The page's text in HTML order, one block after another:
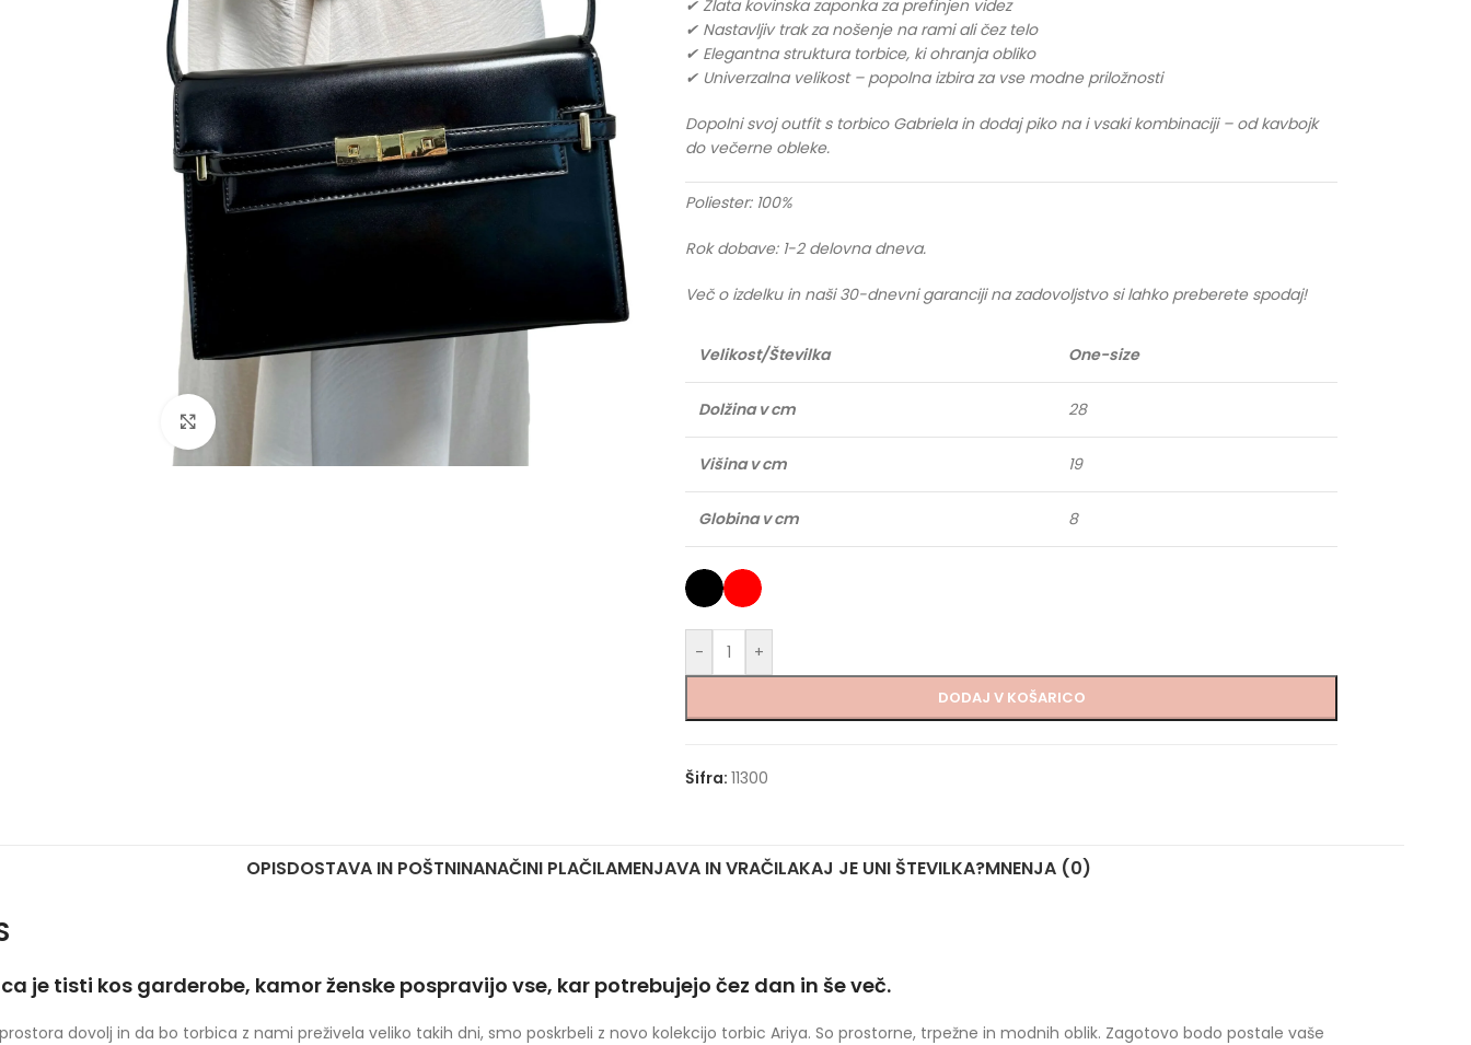
Click to enlarge
✔ Zlata kovinska zaponka za prefinjen videz
✔ Nastavljiv trak za nošenje na rami ali čez telo
✔ Elegantna struktura torbice, ki ohranja obliko
✔ Univerzalna velikost – popolna izbira za vse modne priložnosti
Dopolni svoj outfit s torbico Gabriela in dodaj piko na i vsaki kombinaciji – od kavbojk
do večerne obleke.
Poliester: 100%
Rok dobave: 1-2 delovna dneva.
Več o izdelku in naši 30-dnevni garanciji na zadovoljstvo si lahko preberete spodaj!
Velikost/Številka One-size
Dolžina v cm 28
Višina v cm 19
Globina v cm 8
- +
DODAJ V KOŠARICO
Šifra: 11300
OPISDOSTAVA IN POŠTNINANAČINI PLAČILAMENJAVA IN VRAČILAKAJ JE UNI ŠTEVILKA?MNENJA (0)
je tisti kos garderobe, kamor ženske pospravijo vse, kar potrebujejo čez dan in še več.
dovolj in da bo torbica z nami preživela veliko takih dni, smo poskrbeli z novo kolekcijo torbic Ariya. So prostorne, trpežne in modnih oblik. Zagotovo bodo postale vaše